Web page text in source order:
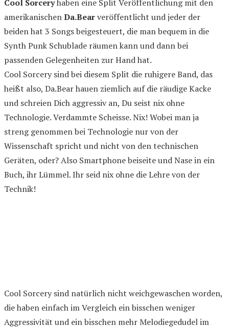
Cool Sorceryhaben eine Split Veröffentlichung mit den
amerikanischenDa.Bearveröffentlicht und jeder der
beiden hat 3 Songs beigesteuert, die man bequem in die
Synth Punk Schublade räumen kann und dann bei
passenden Gelegenheiten zur Hand hat.
Cool Sorcery sind bei diesem Split die ruhigere Band, das
heißt also, Da.Bear hauen ziemlich auf die räudige Kacke
und schreien Dich aggressiv an, Du seist nix ohne
Technologie. Verdammte Scheisse. Nix! Wobei man ja
streng genommen bei Technologie nur von der
Wissenschaft spricht und nicht von den technischen
Geräten, oder? Also Smartphone beiseite und Nase in ein
Buch, ihr Lümmel. Ihr seid nix ohne die Lehre von der
Technik!
Cool Sorcery sind natürlich nicht weichgewaschen worden,
die haben einfach im Vergleich ein bisschen weniger
Aggressivität und ein bisschen mehr Melodiegedudel im